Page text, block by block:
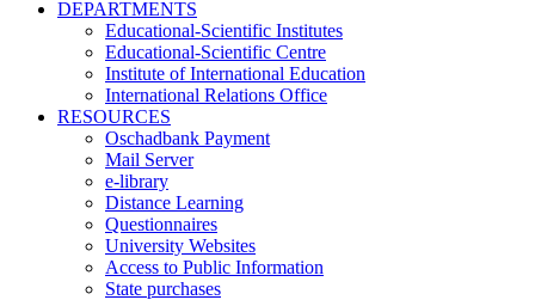
DEPARTMENTS
Educational-Scientific Institutes
Educational-Scientific Centre
Institute of International Education
International Relations Office
RESOURCES
Oschadbank Payment
Mail Server
e-library
Distance Learning
Questionnaires
University Websites
Access to Public Information
State purchases